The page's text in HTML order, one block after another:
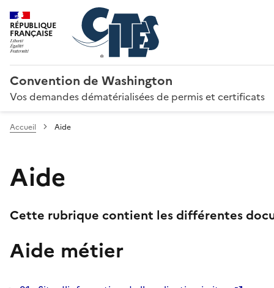
RÉPUBLIQUE
FRANÇAISE
Convention de Washington
Vos demandes dématérialisées de permis et certificats
Accueil Aide
Aide
Cette rubrique contient les différentes
Aide métier